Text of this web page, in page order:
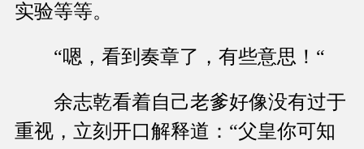
实验等等。
“嗯，看到奏章了，有些意思！“
余志乾看着自己老爹好像没有过于
重视，立刻开口解释道：“父皇你可知